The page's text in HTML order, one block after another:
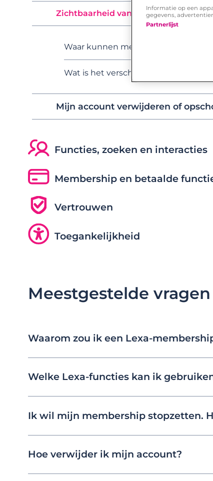
Zichtbaarheid van mijn profiel en
Waar kunnen mensen mijn profiel
Wat is het verschil tussen Lexa en
Mijn account verwijderen of
Functies, zoeken en interacties
Membership en betaalde
Vertrouwen
Toegankelijkheid
Meestgestelde vragen
Waarom zou ik een Lexa-
Welke Lexa-functies kan ik
Ik wil mijn membership stopzetten.
Hoe verwijder ik mijn account?
Informatie op een
gegevens,
Partnerlijst